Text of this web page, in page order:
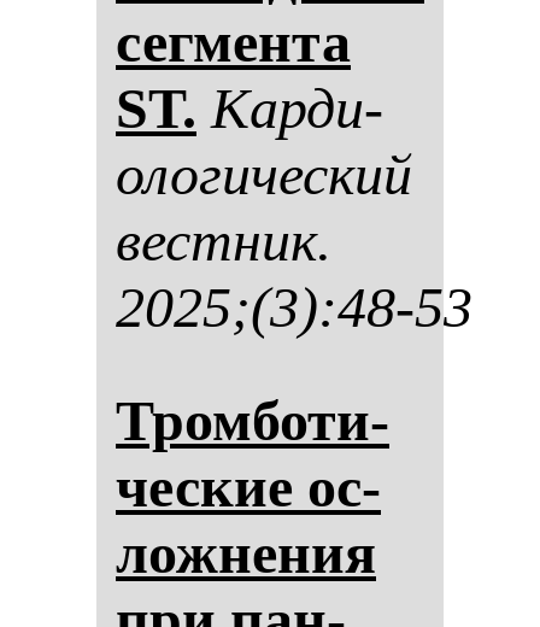
сег­мен­та
ST. Кар­ди­
оло­ги­чес­кий
вес­тник.
2025;(3):48-53
Тром­бо­ти­
чес­кие ос­
лож­не­ния